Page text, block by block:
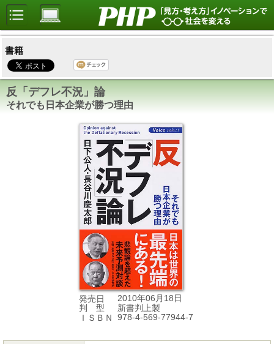
書籍
反「デフレ不況」論
それでも日本企業が勝つ理由
発売日
2010年06月18日
判 型
新書判上製
ＩＳＢＮ
978-4-569-77944-7